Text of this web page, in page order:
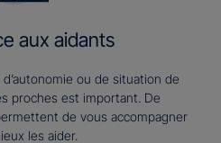
aux aidants
ou de situation de
proches est important. De
de vous accompagner
les aider.